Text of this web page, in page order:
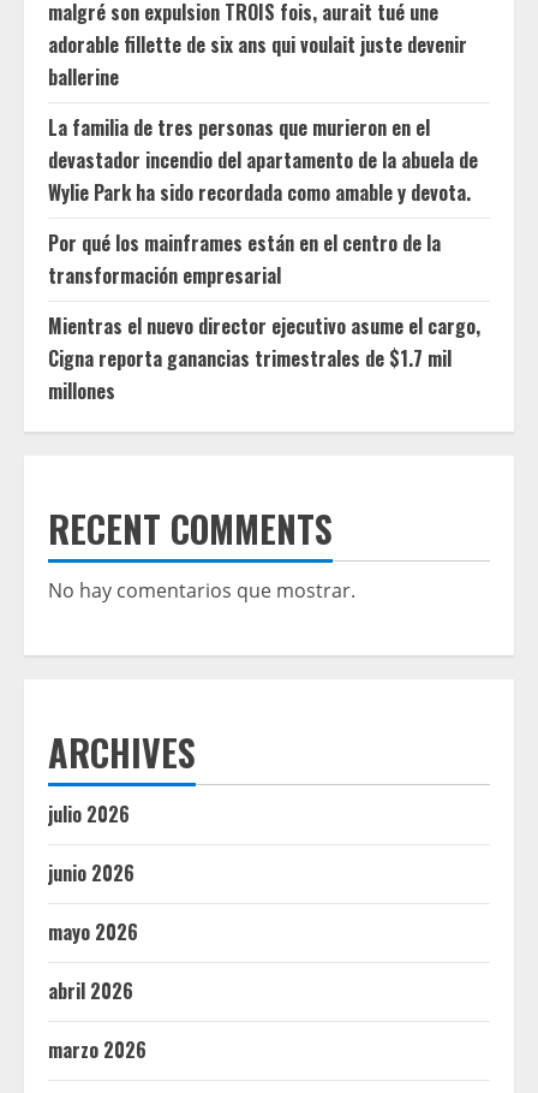
malgré son expulsion TROIS fois, aurait tué une
adorable fillette de six ans qui voulait juste devenir
ballerine
La familia de tres personas que murieron en el
devastador incendio del apartamento de la abuela de
Wylie Park ha sido recordada como amable y devota.
Por qué los mainframes están en el centro de la
transformación empresarial
Mientras el nuevo director ejecutivo asume el cargo,
Cigna reporta ganancias trimestrales de $1.7 mil
millones
RECENT COMMENTS
No hay comentarios que mostrar.
ARCHIVES
julio 2026
junio 2026
mayo 2026
abril 2026
marzo 2026